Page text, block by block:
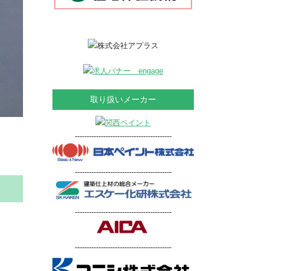
取り扱いメーカー
-----------------------------------------
-----------------------------------------
-----------------------------------------
-----------------------------------------